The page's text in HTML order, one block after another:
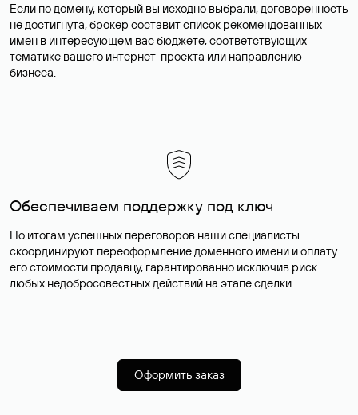
Если по домену, который вы исходно выбрали, договоренность
не достигнута, брокер составит список рекомендованных
имен в интересующем вас бюджете, соответствующих
тематике вашего интернет-проекта или направлению
бизнеса.
Обеспечиваем поддержку под ключ
По итогам успешных переговоров наши специалисты
скоординируют переоформление доменного имени и оплату
его стоимости продавцу, гарантированно исключив риск
любых недобросовестных действий на этапе сделки.
Оформить заказ